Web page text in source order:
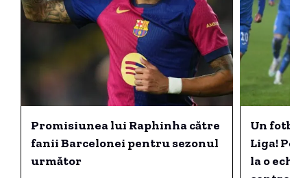
Promisiunea lui Raphinha către
fanii Barcelonei pentru sezonul
următor
Un
Liga! Pe
la o